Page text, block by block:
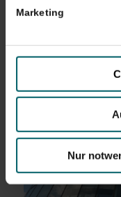
Marketing
Nur
und Aufgaben